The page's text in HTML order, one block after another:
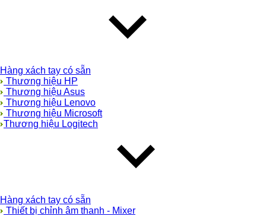
Hàng xách tay có sẵn
Thương hiệu HP
Thương hiệu Asus
Thương hiệu Lenovo
Thương hiệu Microsoft
Thương hiệu Logitech
Hàng xách tay có sẵn
Thiết bị chỉnh âm thanh - Mixer